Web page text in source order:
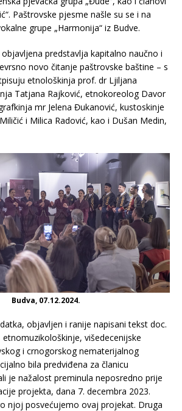
Paštrovske pjesme našle su se i na
grupe „Harmonija“ iz Budve.
predstavlja kapitalno naučno i
novo čitanje paštrovske baštine – s
etnološkinja prof. dr Ljiljana
Tatjana Rajković, etnokoreolog Davor
mr Jelena Đukanović, kustoskinje
i Milica Radović, kao i Dušan Medin,
Budva, 07.12.2024.
objavljen i ranije napisani tekst doc.
višedecenijske
i crnogorskog nematerijalnog
bila predviđena za članicu
je nažalost preminula neposredno prije
projekta, dana 7. decembra 2023.
njoj posvećujemo ovaj projekat. Druga